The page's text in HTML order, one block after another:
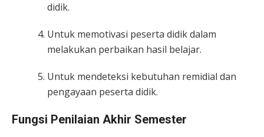
didik.
Untuk memotivasi peserta didik dalam
melakukan perbaikan hasil belajar.
Untuk mendeteksi kebutuhan remidial dan
pengayaan peserta didik.
Fungsi Penilaian Akhir Semester